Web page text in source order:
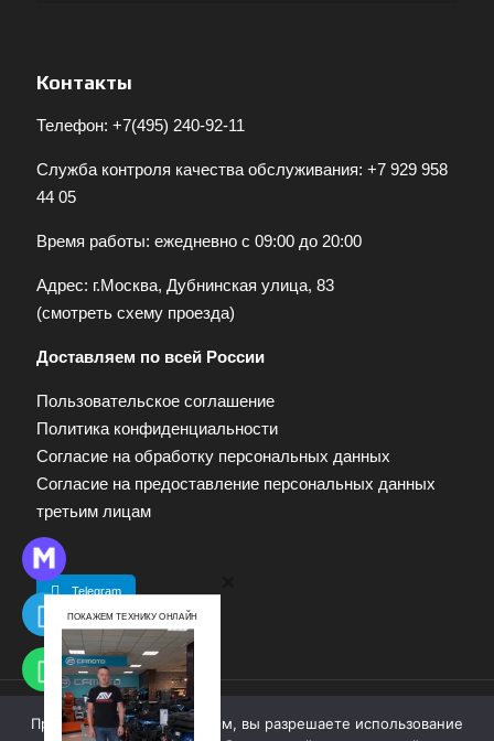
Контакты
Телефон: +7(495) 240-92-11
Служба контроля качества обслуживания: +7 929 958
44 05
Время работы: ежедневно с 09:00 до 20:00
Адрес: г.Москва, Дубнинская улица, 83
(смотреть схему проезда)
Доставляем по всей России
Пользовательское соглашение
Политика конфиденциальности
Согласие на обработку персональных данных
Согласие на предоставление персональных данных
третьим лицам
Telegram
© 2009—2025. Квадропарк. Все права защищены.
Продолжая работу с сайтом, вы разрешаете использование
ПОКАЖЕМ ТЕХНИКУ ОНЛАЙН